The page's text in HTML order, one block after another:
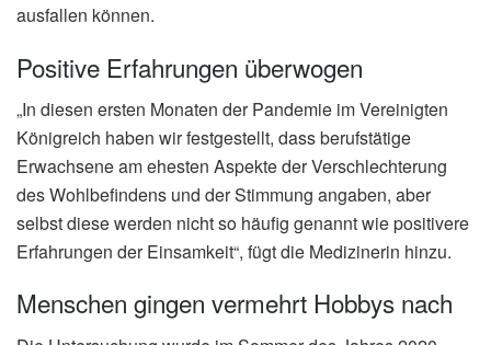
ausfallen können.
Positive Erfahrungen überwogen
„In diesen ersten Monaten der Pandemie im Vereinigten
Königreich haben wir festgestellt, dass berufstätige
Erwachsene am ehesten Aspekte der Verschlechterung
des Wohlbefindens und der Stimmung angaben, aber
selbst diese werden nicht so häufig genannt wie positivere
Erfahrungen der Einsamkeit“, fügt die Medizinerin hinzu.
Menschen gingen vermehrt Hobbys nach